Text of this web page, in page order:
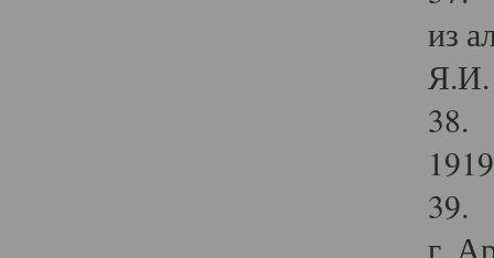
из
Я.И.
38.
39.
г.